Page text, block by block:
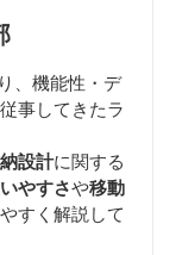
、機能性・デ
事してきたラ
設計に関する
やすさや移動
すく解説して